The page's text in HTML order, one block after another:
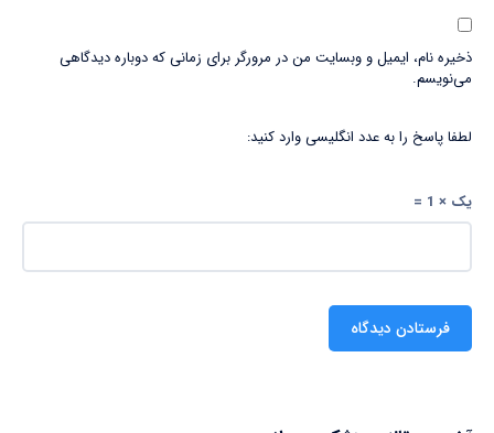
ذخیره نام، ایمیل و وبسایت من در مرورگر برای زمانی که دوباره دیدگاهی
می‌نویسم.
لطفا پاسخ را به عدد انگلیسی وارد کنید:
یک × 1 =